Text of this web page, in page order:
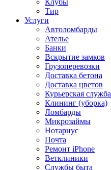
Клубы
Тир
Услуги
Автоломбарды
Ателье
Банки
Вскрытие замков
Грузоперевозки
Доставка бетона
Доставка цветов
Курьерская служба
Клининг (уборка)
Ломбарды
Микрозаймы
Нотариус
Почта
Ремонт iPhone
Ветклиники
Службы быта